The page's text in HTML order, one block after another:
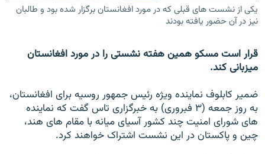
Azadi English
همۀ سایت‌های رادیو آزادی/ رادیو اروپای آزاد
یکی از نشست های قبلی که در مورد افغانستان برگزار شده بود و طالبان
نیز در آن حضور یافته بودند
قرار است مسکو همین هفته نشستی را در مورد افغانستان
میزبانی کند.
ضمیر کابلوف نماینده ویژه رئیس جمهور روسیه برای افغانستان،
به روز جمعه (۳ فبروری) به خبرگزاری تاس گفت که نماینده
های شورای امنیت چند کشور آسیای میانه با مقام های هند،
چین و پاکستان در این نشست اشتراک خواهند کرد.